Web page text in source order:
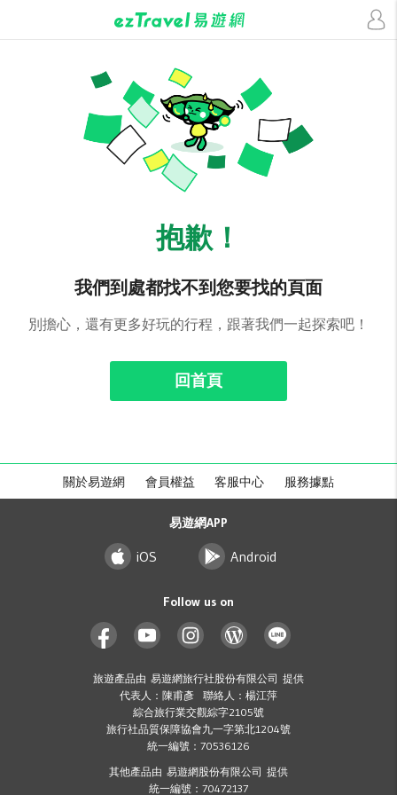
抱歉！
我們到處都找不到您要找的頁面
別擔心，還有更多好玩的行程，跟著我們一起探索吧！
回首頁
關於易遊網 會員權益 客服中心 服務據點
易遊網APP
iOS Android
Follow us on
旅遊產品由 易遊網旅行社股份有限公司 提供
代表人：陳甫彥 聯絡人：楊江萍
綜合旅行業交觀綜字2105號
旅行社品質保障協會九一字第北1204號
統一編號：70536126
其他產品由 易遊網股份有限公司 提供
統一編號：70472137